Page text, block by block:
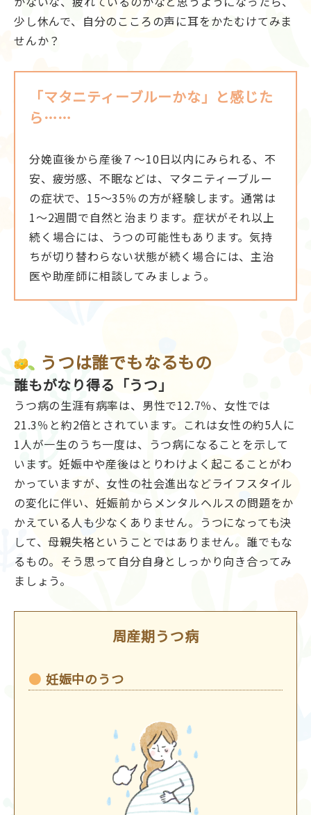
少し休んで、自分のこころの声に耳をかたむけてみま
せんか？
「マタニティーブルーかな」と感じた
ら……
分娩直後から産後７～10日以内にみられる、不
安、疲労感、不眠などは、マタニティーブルー
の症状で、15～35％の方が経験します。通常は
1～2週間で自然と治まります。症状がそれ以上
続く場合には、うつの可能性もあります。気持
ちが切り替わらない状態が続く場合には、主治
医や助産師に相談してみましょう。
うつは誰でもなるもの
誰もがなり得る「うつ」
うつ病の生涯有病率は、男性で12.7％、女性では
21.3％と約2倍とされています。これは女性の約5人に
1人が一生のうち一度は、うつ病になることを示して
います。妊娠中や産後はとりわけよく起こることがわ
かっていますが、女性の社会進出などライフスタイル
の変化に伴い、妊娠前からメンタルヘルスの問題をか
かえている人も少なくありません。うつになっても決
して、母親失格ということではありません。誰でもな
るもの。そう思って自分自身としっかり向き合ってみ
ましょう。
周産期うつ病
妊娠中のうつ